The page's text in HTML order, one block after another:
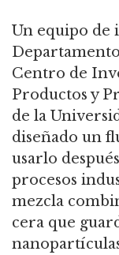
Un equipo de
Centro de
Productos y
de la
diseñado un
usarlo
procesos
mezcla
cera que